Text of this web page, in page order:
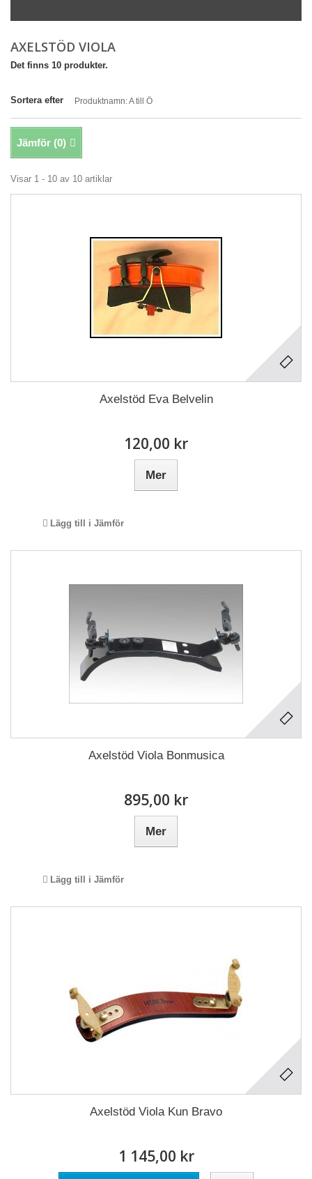
AXELSTÖD VIOLA
Det finns 10 produkter.
Sortera efter Produktnamn: A till Ö
Jämför (0)
Visar 1 - 10 av 10 artiklar
Axelstöd Eva Belvelin
120,00 kr
Mer
Lägg till i Jämför
Axelstöd Viola Bonmusica
895,00 kr
Mer
Lägg till i Jämför
Axelstöd Viola Kun Bravo
1 145,00 kr